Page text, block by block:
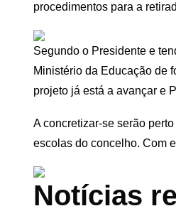
procedimentos para a
Segundo o Presidente e
Ministério da Educação de
projeto já está a avançar e
A concretizar-se serão
escolas do concelho. Com
Notícias